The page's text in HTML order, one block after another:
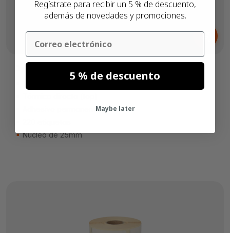
€
Adhesivo permanente
Núcleo de 25mm
Regístrate para recibir un 5 % de descuento,
además de novedades y promociones.
Email
5 % de descuento
Maybe later